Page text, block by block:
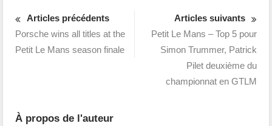
Articles précédents
Porsche wins all titles at the
Petit Le Mans season finale
Articles suivants
Petit Le Mans – Top 5 pour
Simon Trummer, Patrick
Pilet deuxième du
championnat en GTLM
À propos de l'auteur